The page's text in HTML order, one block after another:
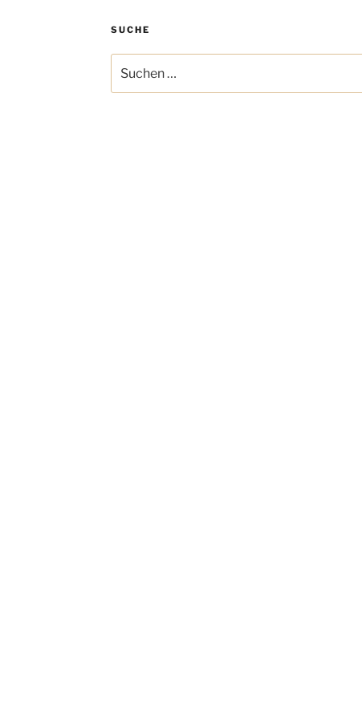
SUCHE
nach: